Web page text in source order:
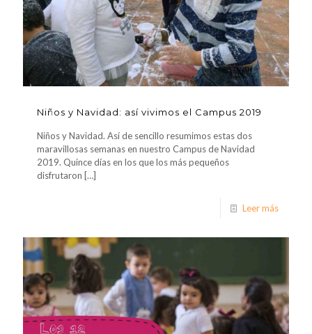
Niños y Navidad: así vivimos el Campus 2019
Niños y Navidad. Así de sencillo resumimos estas dos
maravillosas semanas en nuestro Campus de Navidad
2019. Quince días en los que los más pequeños
disfrutaron […]
Leer más